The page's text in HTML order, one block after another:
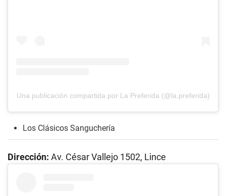
Una publicación compartida por La Preferida (@la.preferida)
Los Clásicos Sanguchería
Dirección: Av. César Vallejo 1502, Lince